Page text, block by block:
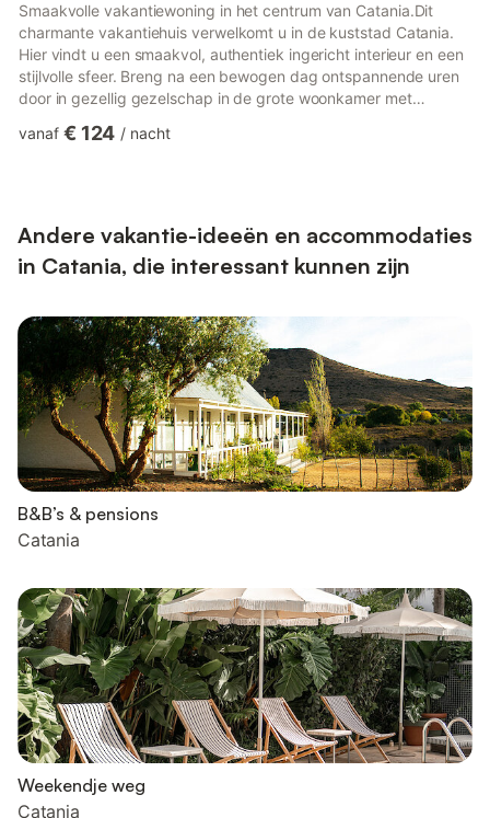
Smaakvolle vakantiewoning in het centrum van Catania.Dit
charmante vakantiehuis verwelkomt u in de kuststad Catania.
Hier vindt u een smaakvol, authentiek ingericht interieur en een
stijlvolle sfeer. Breng na een bewogen dag ontspannende uren
door in gezellig gezelschap in de grote woonkamer met
een steenworp afstand van het Romeinse amfitheater en het
vanaf € 124 / nacht
Andere vakantie-ideeën en accommodaties
in Catania, die interessant kunnen zijn
B&B’s & pensions
Catania
Weekendje weg
Catania